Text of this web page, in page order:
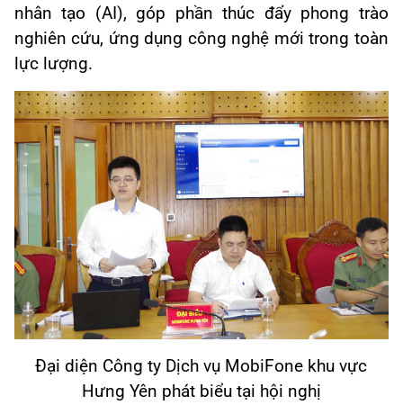
nhân tạo (AI), góp phần thúc đẩy phong trào
nghiên cứu, ứng dụng công nghệ mới trong toàn
lực lượng.
Đại diện Công ty Dịch vụ MobiFone khu vực
Hưng Yên phát biểu tại hội nghị